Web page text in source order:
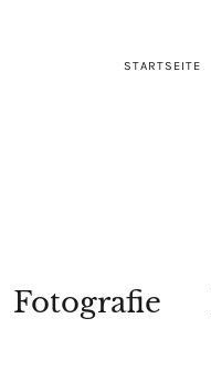
STARTSEITE
Fotografie